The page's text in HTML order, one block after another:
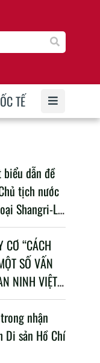
TẾ
biểu dẫn đề
tịch nước
Shangri-La
CƠ “CÁCH
SỐ VẤN
NINH VIỆT
HIỆN
nhận
Di sản Hồ Chí